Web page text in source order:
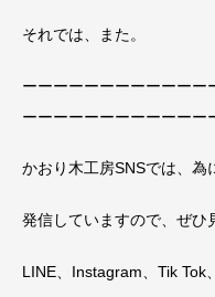
それでは、また。
ーーーーーーーーーーーー
ーーーーーーーーーーーー
かおり木工房SNSでは、為
発信していますので、ぜひ
LINE、Instagram、Tik Tok